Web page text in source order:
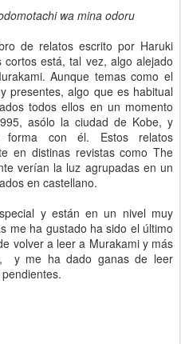
wa mina odoru
de relatos escrito por Haruki
está, tal vez, algo alejado
Aunque temas como el
presentes, algo que es habitual
todos ellos en un momento
asólo la ciudad de Kobe, y
con él. Estos relatos
en distinas revistas como The
verían la luz agrupadas en un
en castellano.
y están en un nivel muy
me ha gustado ha sido el último
volver a leer a Murakami y más
y me ha dado ganas de leer